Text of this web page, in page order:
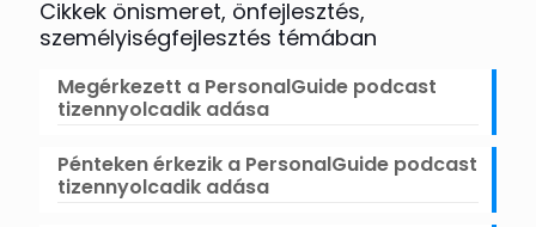
Cikkek önismeret, önfejlesztés,
személyiségfejlesztés témában
Megérkezett a PersonalGuide podcast
tizennyolcadik adása
Pénteken érkezik a PersonalGuide podcast
tizennyolcadik adása